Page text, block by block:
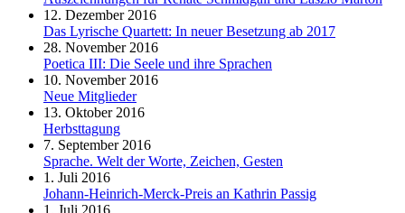
12. Dezember 2016
Das Lyrische Quartett: In neuer Besetzung ab 2017
28. November 2016
Poetica III: Die Seele und ihre Sprachen
10. November 2016
Neue Mitglieder
13. Oktober 2016
Herbsttagung
7. September 2016
Sprache. Welt der Worte, Zeichen, Gesten
1. Juli 2016
Johann-Heinrich-Merck-Preis an Kathrin Passig
1. Juli 2016